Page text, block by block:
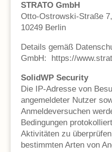
STRATO GmbH
Otto-Ostrowski-Straße 7,
10249 Berlin
Details gemäß
GmbH: https://
SolidWP Security
Die IP-Adresse von
angemeldeter Nutzer
Anmeldeversuchen
Bedingungen
Aktivitäten zu
bestimmten Arten von